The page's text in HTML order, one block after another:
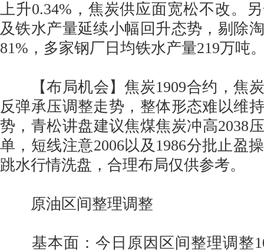
上升0.34%，焦炭供应面宽松不改。
及铁水产量延续小幅回升态势，剔除
81%，多家钢厂日均铁水产量219万吨
【布局机会】焦炭1909合约，焦
反弹承压调整走势，整体形态难以维
势，青松讲盘建议焦煤焦炭冲高2038
单，短线注意2006以及1986分批止盈
跳水行情洗盘，合理布局仅供参考。
原油区间整理调整
基本面：今日原因区间整理调整